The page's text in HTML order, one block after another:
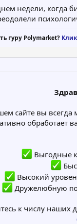
недели, когда
гуру Polymarket?
сайте вы всегда
обработает
Выгодные
Высокий
Дружелюбную
к числу наших